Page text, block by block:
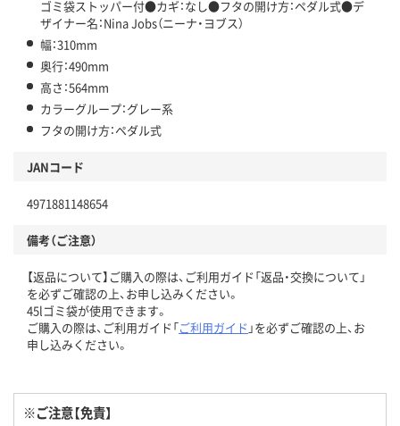
ゴミ袋ストッパー付●カギ：なし●フタの開け方：ペダル式●デ
ザイナー名：Nina Jobs（ニーナ・ヨブス）
幅：310mm
奥行：490mm
高さ：564mm
カラーグループ：グレー系
フタの開け方：ペダル式
JANコード
4971881148654
備考（ご注意）
【返品について】ご購入の際は、ご利用ガイド「返品・交換について」
を必ずご確認の上、お申し込みください。
45lゴミ袋が使用できます。
ご購入の際は、ご利用ガイド「ご利用ガイド 」を必ずご確認の上、お
申し込みください。
※ご注意【免責】